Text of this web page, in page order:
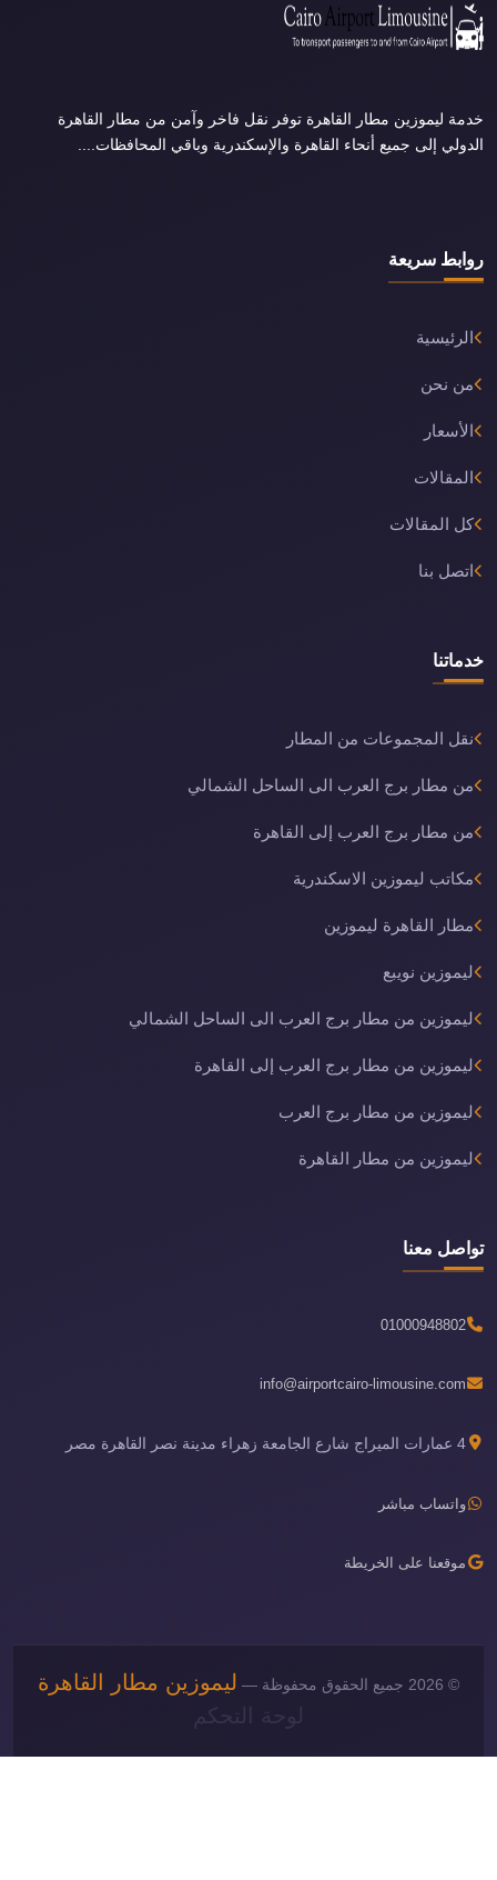
خدمة ليموزين مطار القاهرة توفر نقل فاخر وآمن من مطار القاهرة
الدولي إلى جميع أنحاء القاهرة والإسكندرية وباقي المحافظات....
روابط سريعة
الرئيسية
من نحن
الأسعار
المقالات
كل المقالات
اتصل بنا
خدماتنا
نقل المجموعات من المطار
من مطار برج العرب الى الساحل الشمالي
من مطار برج العرب إلى القاهرة
مكاتب ليموزين الاسكندرية
مطار القاهرة ليموزين
ليموزين نويبع
ليموزين من مطار برج العرب الى الساحل الشمالي
ليموزين من مطار برج العرب إلى القاهرة
ليموزين من مطار برج العرب
ليموزين من مطار القاهرة
تواصل معنا
01000948802
info@airportcairo-limousine.com
4 عمارات الميراج شارع الجامعة زهراء مدينة نصر القاهرة مصر
واتساب مباشر
موقعنا على الخريطة
© 2026 جميع الحقوق محفوظة —
ليموزين مطار القاهرة